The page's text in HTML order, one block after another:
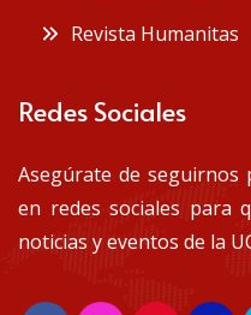
Revista Humanitas
Redes Sociales
Asegúrate de seguirnos
en redes sociales para
noticias y eventos de la